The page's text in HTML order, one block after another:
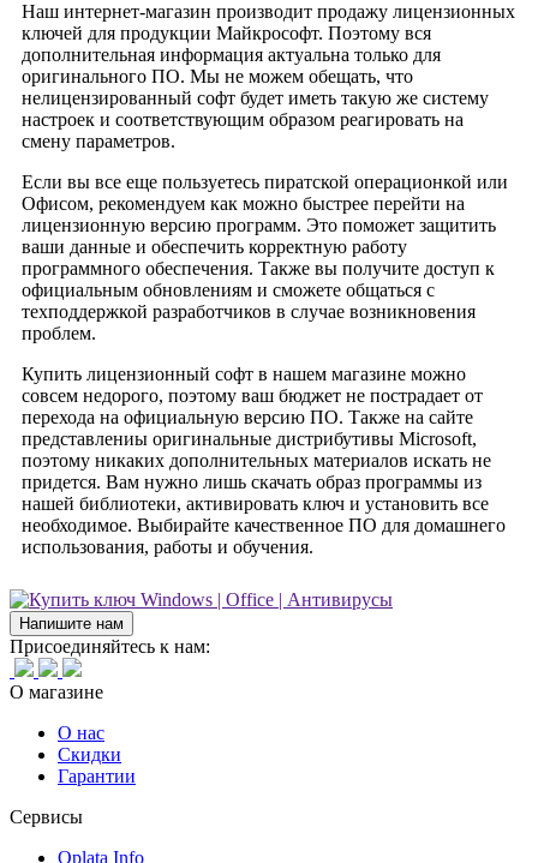
Наш интернет-магазин производит продажу лицензионных
ключей для продукции Майкрософт. Поэтому вся
дополнительная информация актуальна только для
оригинального ПО. Мы не можем обещать, что
нелицензированный софт будет иметь такую же систему
настроек и соответствующим образом реагировать на
смену параметров.
Если вы все еще пользуетесь пиратской операционкой или
Офисом, рекомендуем как можно быстрее перейти на
лицензионную версию программ. Это поможет защитить
ваши данные и обеспечить корректную работу
программного обеспечения. Также вы получите доступ к
официальным обновлениям и сможете общаться с
техподдержкой разработчиков в случае возникновения
проблем.
Купить лицензионный софт в нашем магазине можно
совсем недорого, поэтому ваш бюджет не пострадает от
перехода на официальную версию ПО. Также на сайте
представлениы оригинальные дистрибутивы Microsoft,
поэтому никаких дополнительных материалов искать не
придется. Вам нужно лишь скачать образ программы из
нашей библиотеки, активировать ключ и установить все
необходимое. Выбирайте качественное ПО для домашнего
использования, работы и обучения.
Напишите нам
Присоединяйтесь к нам:
О магазине
О нас
Скидки
Гарантии
Сервисы
Oplata Info